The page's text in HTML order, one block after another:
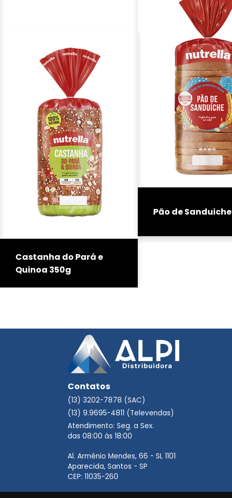
Castanha do Pará e
Quinoa 350g
Pão de Sanduiche
Contatos
(13) 3202-7878 (SAC)
(13) 9.9695-4811 (Televendas)
Atendimento: Seg. a Sex.
das 08:00 às 18:00
Al. Armênio Mendes, 66 - SL 1101
Aparecida, Santos - SP
CEP: 11035-260